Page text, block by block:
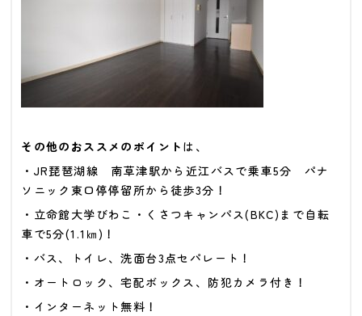
その他のおススメのポイント は、
・JR琵琶湖線 南草津駅から近江バスで乗車5分 パナ
ソニック東口停停留所から徒歩3分 ！
・立命館大学びわこ・くさつキャンパス(BKC)まで自転
車で5分(1.1㎞)！
・バス、トイレ、洗面台3点セパレート ！
・オートロック、宅配ボックス、防犯カメラ付き！
・インターネット無料 ！